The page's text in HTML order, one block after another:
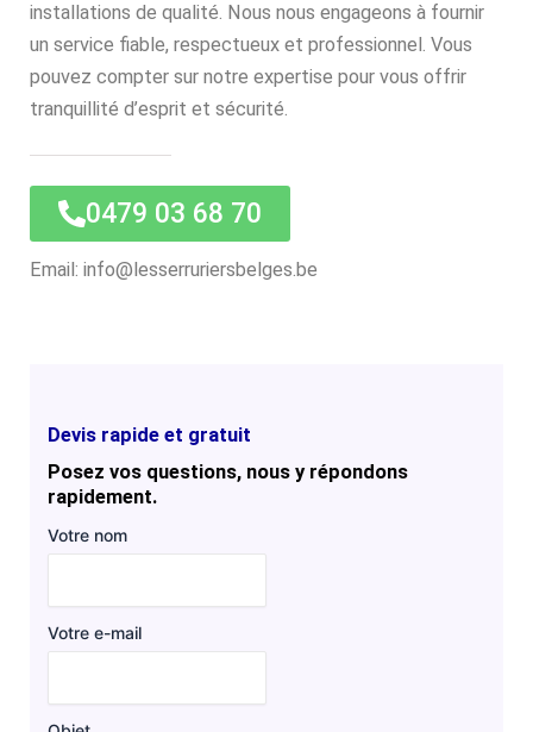
installations de qualité. Nous nous engageons à fournir
un service fiable, respectueux et professionnel. Vous
pouvez compter sur notre expertise pour vous offrir
tranquillité d’esprit et sécurité.
0479 03 68 70
Email: info@lesserruriersbelges.be
Devis rapide et gratuit
Posez vos questions, nous y répondons
rapidement.
Votre nom
Votre e-mail